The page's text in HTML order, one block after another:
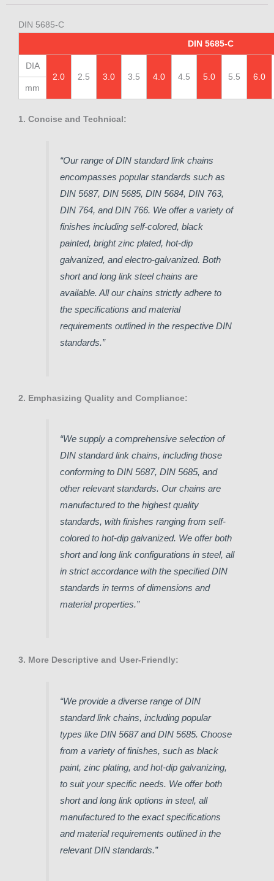
DIN 5685-C
DIN 5685-C
DIA
2.0
2.5 3.0 3.5 4.0 4.5 5.0 5.5
6.0
mm
1. Concise and Technical:
“Our range of DIN standard link chains
encompasses popular standards such as
DIN 5687, DIN 5685, DIN 5684, DIN 763,
DIN 764, and DIN 766. We offer a variety of
finishes including self-colored, black
painted, bright zinc plated, hot-dip
galvanized, and electro-galvanized. Both
short and long link steel chains are
available. All our chains strictly adhere to
the specifications and material
requirements outlined in the respective DIN
standards.”
2. Emphasizing Quality and Compliance:
“We supply a comprehensive selection of
DIN standard link chains, including those
conforming to DIN 5687, DIN 5685, and
other relevant standards. Our chains are
manufactured to the highest quality
standards, with finishes ranging from self-
colored to hot-dip galvanized. We offer both
short and long link configurations in steel, all
in strict accordance with the specified DIN
standards in terms of dimensions and
material properties.”
3. More Descriptive and User-Friendly:
“We provide a diverse range of DIN
standard link chains, including popular
types like DIN 5687 and DIN 5685. Choose
from a variety of finishes, such as black
paint, zinc plating, and hot-dip galvanizing,
to suit your specific needs. We offer both
short and long link options in steel, all
manufactured to the exact specifications
and material requirements outlined in the
relevant DIN standards.”